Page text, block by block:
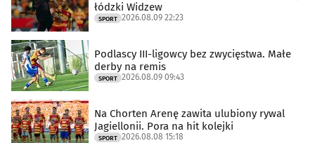
łódzki Widzew
SPORT 2026.08.09 22:23
Podlascy III-ligowcy bez zwycięstwa. Małe
derby na remis
SPORT 2026.08.09 09:43
Na Chorten Arenę zawita ulubiony rywal
Jagiellonii. Pora na hit kolejki
SPORT 2026.08.08 15:18